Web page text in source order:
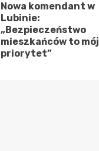
Nowa komendant w
Lubinie:
„Bezpieczeństwo
mieszkańców to mój
priorytet”